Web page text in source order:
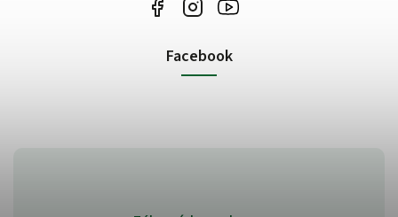
Facebook